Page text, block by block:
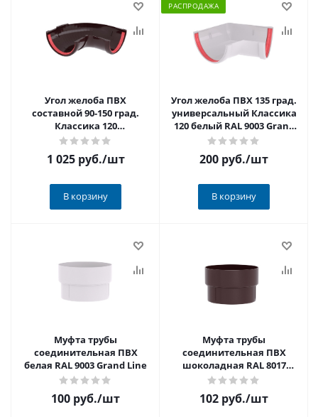
Угол желоба ПВХ
составной 90-150 град.
Классика 120
шоколадный RAL 8017
Grand Line
1 025 руб./шт
В корзину
РАСПРОДАЖА
Угол желоба ПВХ 135 град.
универсальный Классика
120 белый RAL 9003 Grand
Line РАСПРОДАЖА
200 руб./шт
В корзину
Муфта трубы
соединительная ПВХ
белая RAL 9003 Grand Line
100 руб./шт
Муфта трубы
соединительная ПВХ
шоколадная RAL 8017
Grand Line
102 руб./шт